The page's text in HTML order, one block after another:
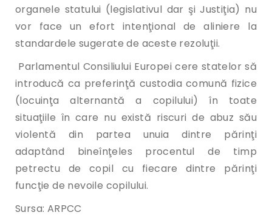
organele statului (legislativul dar şi Justiţia) nu
vor face un efort intenţional de aliniere la
standardele sugerate de aceste rezoluţii.
Parlamentul Consiliului Europei cere statelor să
introducă ca preferinţă custodia comună fizice
(locuinţa alternantă a copilului) în toate
situaţiile în care nu există riscuri de abuz său
violentă din partea unuia dintre părinţi
adaptând bineînţeles procentul de timp
petrectu de copil cu fiecare dintre părinţi
funcţie de nevoile copilului.
Sursa: ARPCC